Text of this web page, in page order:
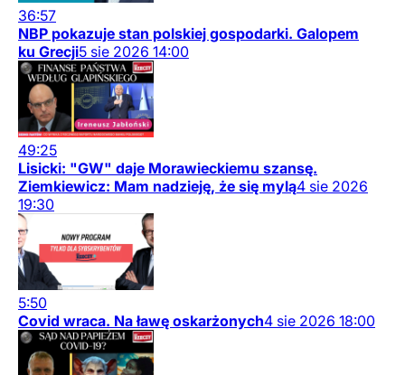
36:57
NBP pokazuje stan polskiej gospodarki. Galopem
ku Grecji5 sie 2026 14:00
49:25
Lisicki: "GW" daje Morawieckiemu szansę.
Ziemkiewicz: Mam nadzieję, że się mylą4 sie 2026
19:30
5:50
Covid wraca. Na ławę oskarżonych4 sie 2026 18:00